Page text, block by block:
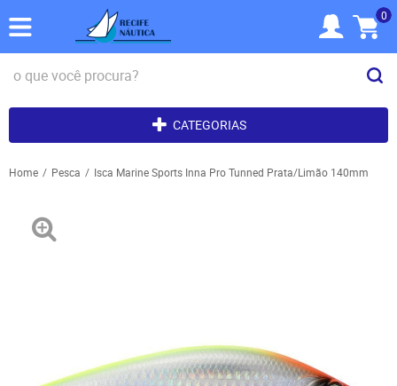
0
CATEGORIAS
Home Pesca Isca Marine Sports Inna Pro Tunned Prata/Limão 140mm